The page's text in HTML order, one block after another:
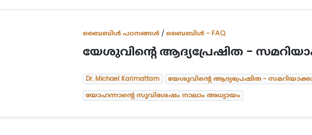
ബൈബിള്‍ പഠനങ്ങള്‍/ബൈബിൾ - FAQ
യേശുവിന്റെ ആദ്യപ്രേഷിത -
Dr. Michael Karimattam യേശുവിന്റെ ആദ്യപ്രേഷിത -
യോഹന്നാന്റെ സുവിശേഷം നാലാം അധ്യായം